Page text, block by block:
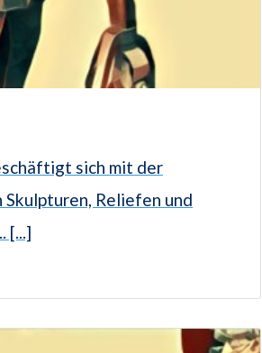
sich mit der
Skulpturen, Reliefen und
[...]